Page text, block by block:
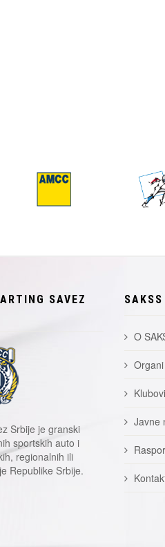
SAVEZ
Srbije je granski
sportskih auto i
regionalnih ili
Republike Srbije.
SAKSS
O
Javne